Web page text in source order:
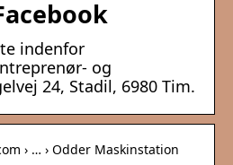
indenfor
og
24, Stadil, 6980 Tim.
› … › Odder Maskinstation